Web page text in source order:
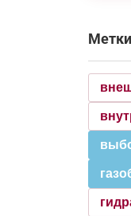
Метки